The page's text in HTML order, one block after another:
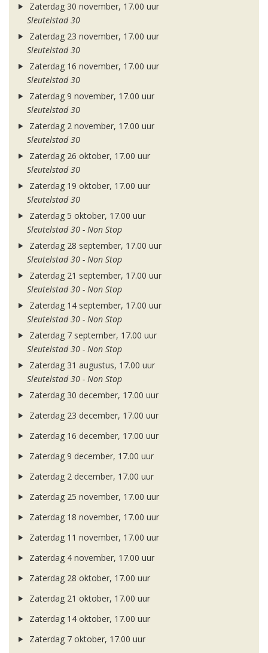
Zaterdag 30 november, 17.00 uur
Sleutelstad 30
Zaterdag 23 november, 17.00 uur
Sleutelstad 30
Zaterdag 16 november, 17.00 uur
Sleutelstad 30
Zaterdag 9 november, 17.00 uur
Sleutelstad 30
Zaterdag 2 november, 17.00 uur
Sleutelstad 30
Zaterdag 26 oktober, 17.00 uur
Sleutelstad 30
Zaterdag 19 oktober, 17.00 uur
Sleutelstad 30
Zaterdag 5 oktober, 17.00 uur
Sleutelstad 30 - Non Stop
Zaterdag 28 september, 17.00 uur
Sleutelstad 30 - Non Stop
Zaterdag 21 september, 17.00 uur
Sleutelstad 30 - Non Stop
Zaterdag 14 september, 17.00 uur
Sleutelstad 30 - Non Stop
Zaterdag 7 september, 17.00 uur
Sleutelstad 30 - Non Stop
Zaterdag 31 augustus, 17.00 uur
Sleutelstad 30 - Non Stop
Zaterdag 30 december, 17.00 uur
Zaterdag 23 december, 17.00 uur
Zaterdag 16 december, 17.00 uur
Zaterdag 9 december, 17.00 uur
Zaterdag 2 december, 17.00 uur
Zaterdag 25 november, 17.00 uur
Zaterdag 18 november, 17.00 uur
Zaterdag 11 november, 17.00 uur
Zaterdag 4 november, 17.00 uur
Zaterdag 28 oktober, 17.00 uur
Zaterdag 21 oktober, 17.00 uur
Zaterdag 14 oktober, 17.00 uur
Zaterdag 7 oktober, 17.00 uur